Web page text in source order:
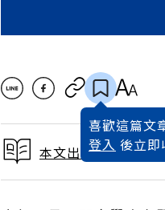
喜歡這篇文
登入 後立
本文出自 1999 / 6